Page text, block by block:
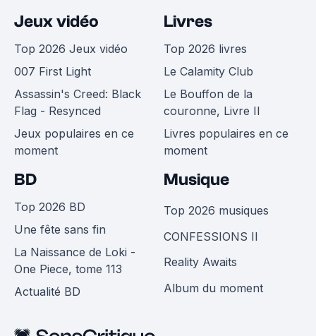
Jeux vidéo
Top 2026 Jeux vidéo
007 First Light
Assassin's Creed: Black
Flag - Resynced
Jeux populaires en ce
moment
Livres
Top 2026 livres
Le Calamity Club
Le Bouffon de la
couronne, Livre II
Livres populaires en ce
moment
BD
Top 2026 BD
Une fête sans fin
La Naissance de Loki -
One Piece, tome 113
Actualité BD
Musique
Top 2026 musiques
CONFESSIONS II
Reality Awaits
Album du moment